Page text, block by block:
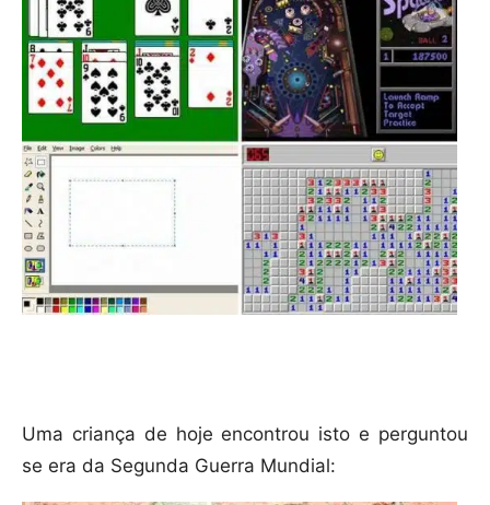
Uma criança de hoje encontrou isto e perguntou
se era da Segunda Guerra Mundial: